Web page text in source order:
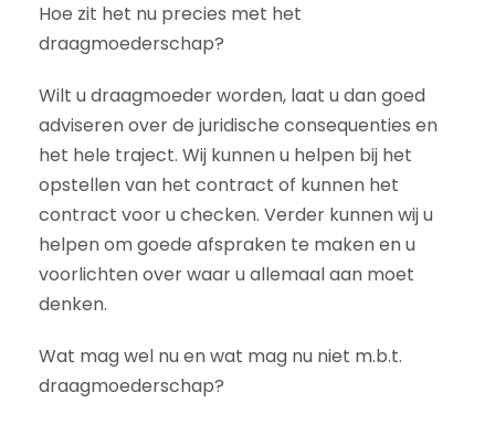
Hoe zit het nu precies met het
draagmoederschap?
Wilt u draagmoeder worden, laat u dan goed
adviseren over de juridische consequenties en
het hele traject. Wij kunnen u helpen bij het
opstellen van het contract of kunnen het
contract voor u checken. Verder kunnen wij u
helpen om goede afspraken te maken en u
voorlichten over waar u allemaal aan moet
denken.
Wat mag wel nu en wat mag nu niet m.b.t.
draagmoederschap?